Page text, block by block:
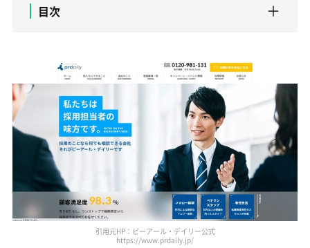
目次
引用元HP：ピーアール・デイリー公式
https://www.prdaily.jp/